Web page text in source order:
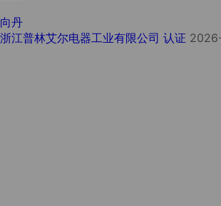
向丹
浙江普林艾尔电器工业有限公司 认证